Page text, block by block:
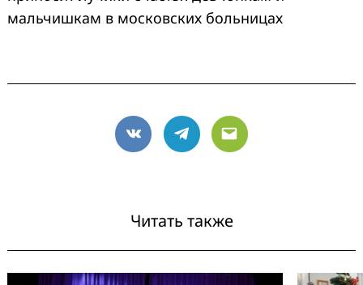
мальчишкам в московских больницах
VK Telegram
Email
Читать также